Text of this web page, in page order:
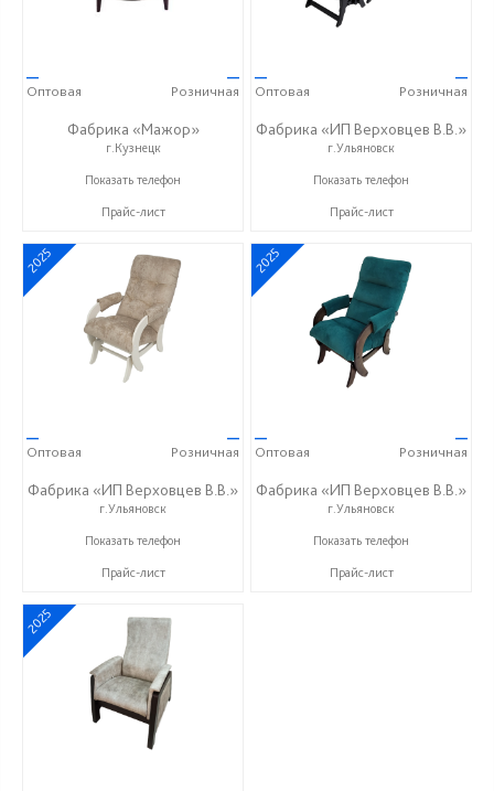
—
Оптовая
—
Розничная
Фабрика «Мажор»
г.Кузнецк
+7 (999) 611-98-99
Показать телефон
Прайс-лист
—
Оптовая
—
Розничная
Фабрика «ИП Верховцев В.В.»
г.Ульяновск
8-987-637-27-82
Показать телефон
Прайс-лист
2025
—
Оптовая
—
Розничная
Фабрика «ИП Верховцев В.В.»
г.Ульяновск
8-987-637-27-82
Показать телефон
Прайс-лист
2025
—
Оптовая
—
Розничная
Фабрика «ИП Верховцев В.В.»
г.Ульяновск
8-987-637-27-82
Показать телефон
Прайс-лист
2025